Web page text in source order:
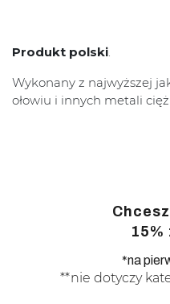
Produkt polski.
Wykonany z najwyższej
ołowiu i innych metali
15%
*na
**nie dotyczy